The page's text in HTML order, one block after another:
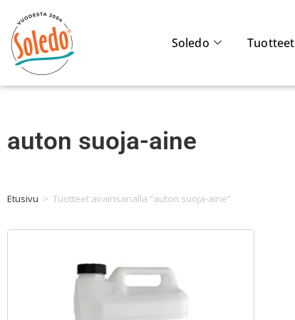
Soledo Tuotteet
auton suoja-aine
Etusivu > Tuotteet avainsanalla “auton suoja-aine”